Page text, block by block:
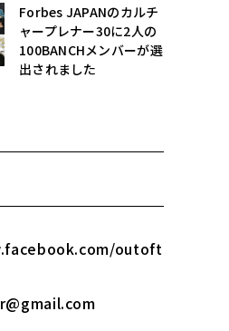
Forbes JAPANのカルチ
ャープレナー30に2人の
100BANCHメンバーが選
出されました
outoft